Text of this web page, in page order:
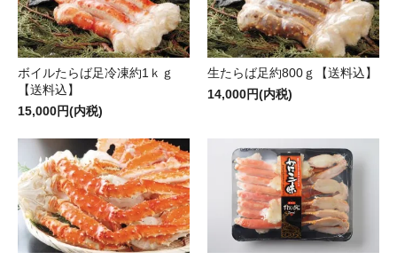
ボイルたらば足冷凍約1ｋｇ
【送料込】
15,000円(内税)
生たらば足約800ｇ【送料込】
14,000円(内税)